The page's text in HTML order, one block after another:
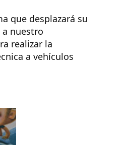
que desplazará su
nuestro
realizar la
a vehículos